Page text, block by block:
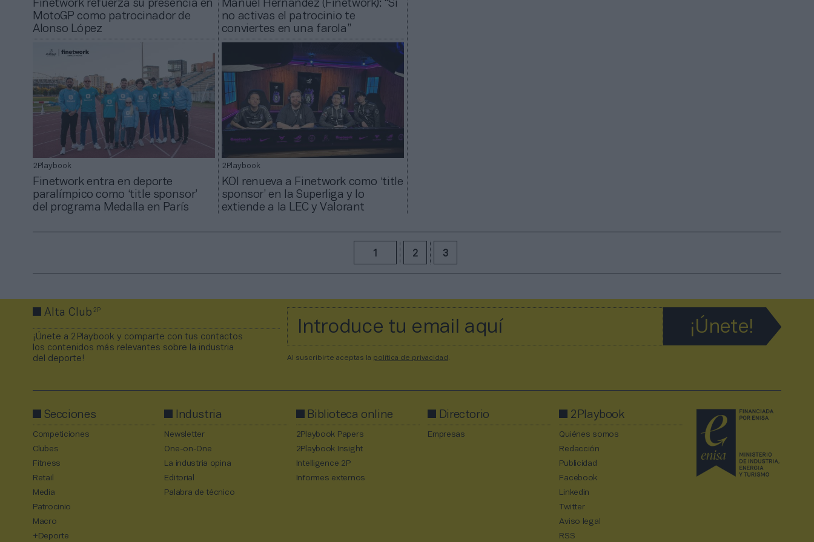
Finetwork refuerza su presencia en
MotoGP como patrocinador de
Alonso López
2Playbook
Finetwork entra en deporte
paralímpico como ‘title sponsor’
del programa Medalla en París
Manuel Hernández (Finetwork): “Si
no activas el patrocinio te
conviertes en una farola”
2Playbook
KOI renueva a Finetwork como ‘title
sponsor’ en la Superliga y lo
extiende a la LEC y Valorant
2 3
Alta Club2P
¡Únete a 2Playbook y comparte con tus contactos
los contenidos más relevantes sobre la industria
del deporte!
Al suscribirte aceptas la política de privacidad
Secciones
Competiciones
Clubes
Fitness
Retail
Media
Patrocinio
Macro
+Deporte
Industria
Newsletter
One-on-One
La industria opina
Editorial
Palabra de técnico
Biblioteca online
2Playbook Papers
2Playbook Insight
Intelligence 2P
Informes externos
Directorio
Empresas
2Playbook
Quiénes somos
Redacción
Publicidad
Facebook
Linkedin
Twitter
Aviso legal
RSS